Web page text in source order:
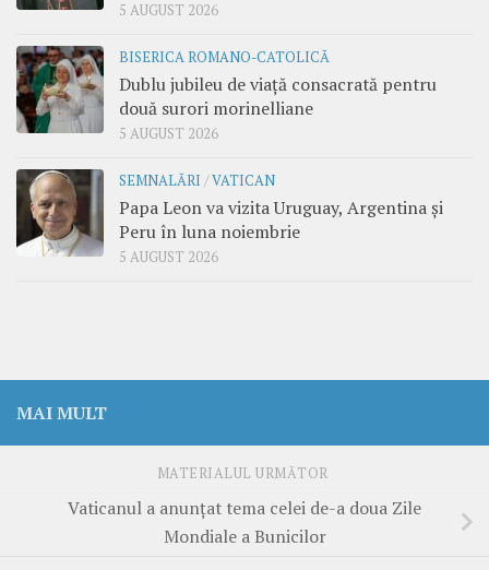
5 AUGUST 2026
BISERICA ROMANO-CATOLICĂ
Dublu jubileu de viață consacrată pentru
două surori morinelliane
5 AUGUST 2026
SEMNALĂRI /VATICAN
Papa Leon va vizita Uruguay, Argentina și
Peru în luna noiembrie
5 AUGUST 2026
MAI MULT
MATERIALUL URMĂTOR
Vaticanul a anunțat tema celei de-a doua Zile
Mondiale a Bunicilor